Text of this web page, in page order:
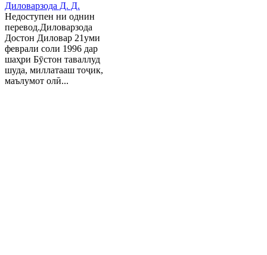
Диловарзода Д. Д.
Недоступен ни однин
перевод.Диловарзода
Достон Диловар 21уми
феврали соли 1996 дар
шаҳри Бӯстон таваллуд
шуда, миллатааш тоҷик,
маълумот олӣ...